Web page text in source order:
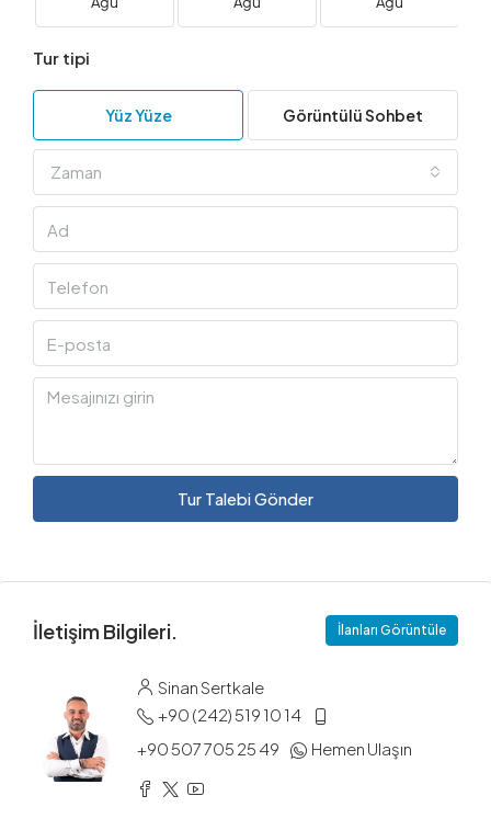
Tur tipi
Yüz Yüze Görüntülü Sohbet
Zaman
Tur Talebi Gönder
İletişim Bilgileri. İlanları Görüntüle
Sinan Sertkale
+90 (242) 519 10 14
+90 507 705 25 49
Hemen Ulaşın